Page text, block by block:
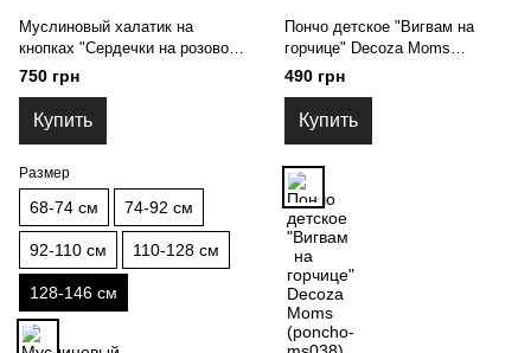
Муслиновый халатик на
кнопках "Сердечки на розовом"
Decoza moms (XL128146-
ms025) 128-146
750 грн
Купить
Размер
68-74 см 74-92 см
92-110 см 110-128 см
128-146 см
Пончо детское "Вигвам на
горчице" Decoza Moms
(poncho-ms038)
490 грн
Купить